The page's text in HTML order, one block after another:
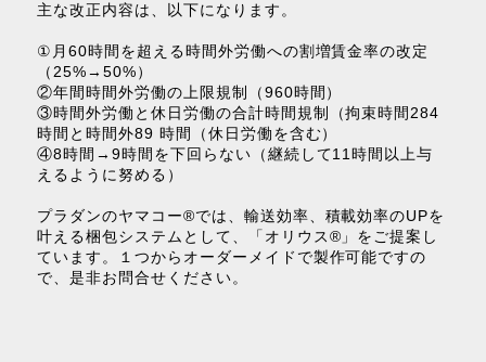
主な改正内容は、以下になります。
①月60時間を超える時間外労働への割増賃金率の改定
（25%→50%）
②年間時間外労働の上限規制（960時間）
③時間外労働と休日労働の合計時間規制（拘束時間284
時間と時間外89 時間（休日労働を含む）
④8時間→9時間を下回らない（継続して11時間以上与
えるように努める）
プラダンのヤマコー®では、輸送効率、積載効率のUPを
叶える梱包システムとして、「オリウス®」をご提案し
ています。１つからオーダーメイドで製作可能ですの
で、是非お問合せください。